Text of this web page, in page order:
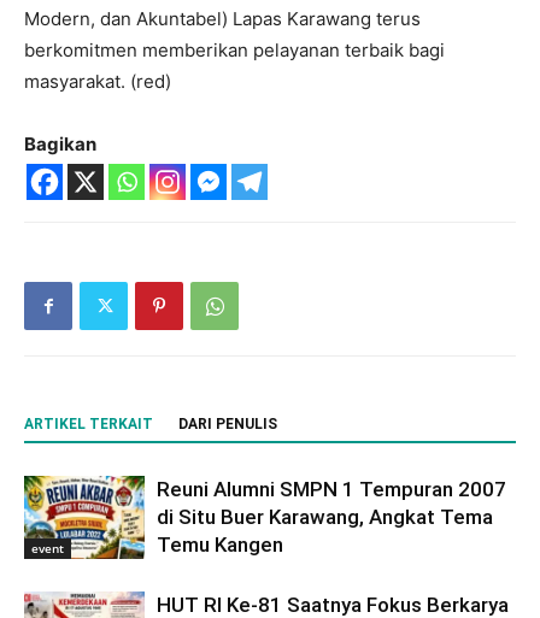
Modern, dan Akuntabel) Lapas Karawang terus
berkomitmen memberikan pelayanan terbaik bagi
masyarakat. (red)
Bagikan
ARTIKEL TERKAIT DARI PENULIS
event
Reuni Alumni SMPN 1 Tempuran 2007
di Situ Buer Karawang, Angkat Tema
Temu Kangen
HUT RI Ke-81 Saatnya Fokus Berkarya